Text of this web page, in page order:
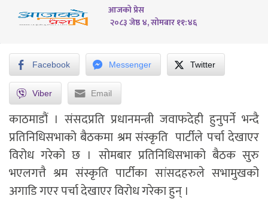
आजको प्रेस
२०८३ जेष्ठ ४, सोमबार ११:४६
Facebook Messenger Twitter
Viber Email
काठमाडौं । संसदप्रति प्रधानमन्त्री जवाफदेही हुनुपर्ने भन्दै
प्रतिनिधिसभाको बैठकमा श्रम संस्कृति पार्टीले पर्चा देखाएर
विरोध गरेको छ । सोमबार प्रतिनिधिसभाको बैठक सुरु
भएलगत्तै श्रम संस्कृति पार्टीका सांसदहरुले सभामुखको
अगाडि गएर पर्चा देखाएर विरोध गरेका हुन् ।